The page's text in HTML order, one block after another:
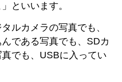
といいます。
ルカメラの写真でも、
である写真でも、SDカ
でも、USBに入ってい